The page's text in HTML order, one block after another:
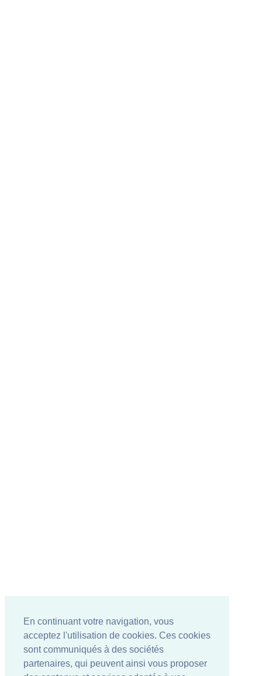
En continuant votre navigation, vous
acceptez l'utilisation de cookies. Ces cookies
sont communiqués à des sociétés
partenaires, qui peuvent ainsi vous proposer